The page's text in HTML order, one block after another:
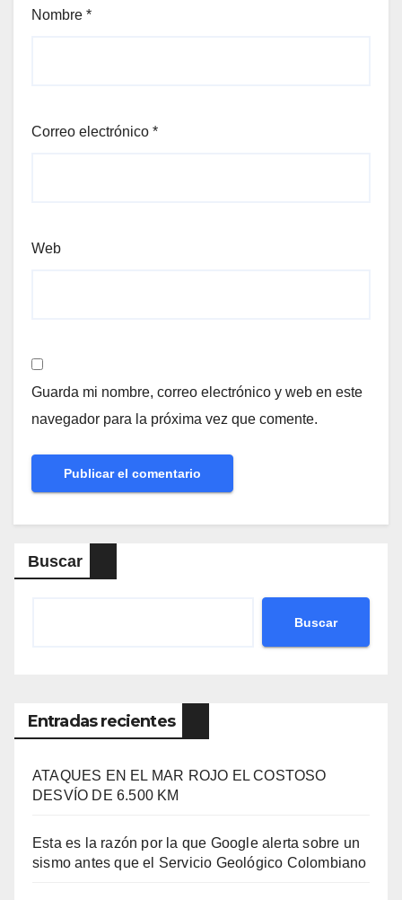
Nombre *
Correo electrónico *
Web
Guarda mi nombre, correo electrónico y web en este
navegador para la próxima vez que comente.
Buscar
Buscar
Entradas recientes
ATAQUES EN EL MAR ROJO EL COSTOSO
DESVÍO DE 6.500 KM
Esta es la razón por la que Google alerta sobre un
sismo antes que el Servicio Geológico Colombiano